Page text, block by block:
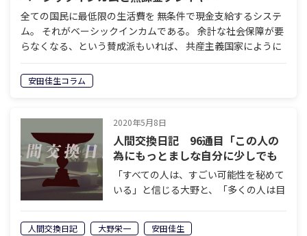
全ての国民に最低限の生活費を 無条件で現金支給するシステ
ム。 それがベーシックインカムである。 余計な社会保障が要
らなくなる、という賛成派もいれば、 共産主義国家にように
安田佳生コラム
2020年5月8日
人間交換日記 96通目「この人の
為にもっとましな自分に少しでも
なりたい。｣大野
「すべての人は、すごい可能性を秘めて
いる」と信じる大野と、「多くの人は目
ずる安田。人間の本質とは何か。人は何
人間交換日記 大野栄一 安田佳生